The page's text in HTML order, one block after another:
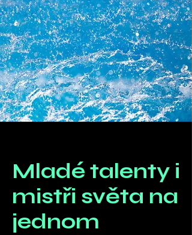
Mladé talenty i
mistři světa na
jednom